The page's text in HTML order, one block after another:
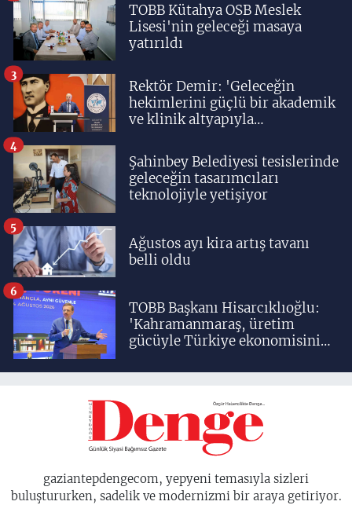
TOBB Kütahya OSB Meslek
Lisesi'nin geleceği masaya
yatırıldı
Rektör Demir: 'Geleceğin
hekimlerini güçlü bir akademik
ve klinik altyapıyla
3
Şahinbey Belediyesi tesislerinde
geleceğin tasarımcıları
teknolojiyle yetişiyor
4
Ağustos ayı kira artış tavanı
belli oldu
5
TOBB Başkanı Hisarcıklıoğlu:
'Kahramanmaraş, üretim
gücüyle Türkiye ekonomisinin
birisidir'
6
gaziantepdengecom, yepyeni temasıyla sizleri
buluştururken, sadelik ve modernizmi bir araya getiriyor.